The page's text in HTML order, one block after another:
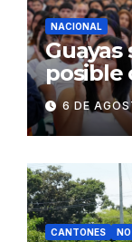
NACIONAL
Guayas
posible
2.500
6 DE
CANTONES